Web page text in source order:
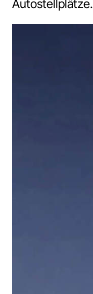
Autostellplätze.